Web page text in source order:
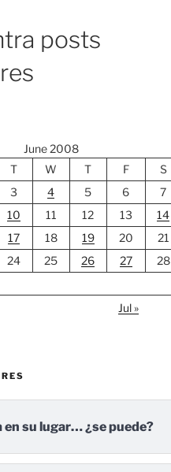
posts
June 2008
T
W T F
S
3
4 5 6
7
10
11 12 13
14
17
18 19 20
21
24
25 26 27 28
Jul »
en su lugar… ¿se puede?